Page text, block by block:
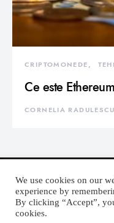
CRIPTOMONEDE
Ce este
CORNELIA RADULESCU
We use cookies on our
experience by
By clicking “Accept”,
cookies.